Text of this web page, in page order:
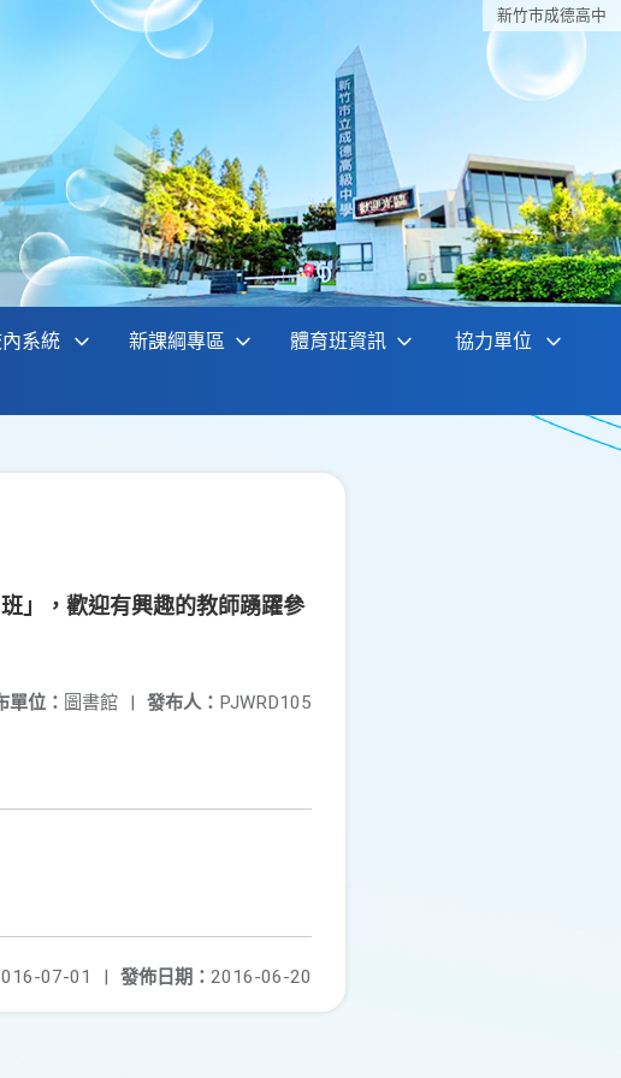
新竹巿成德高中
系統 新課綱專區 體育班資訊 協力單位
」，歡迎有興趣的教師踴躍參
發布人： PJWRD105
單位： 圖書館 |
發佈日期： 2016-06-20
07-01 |